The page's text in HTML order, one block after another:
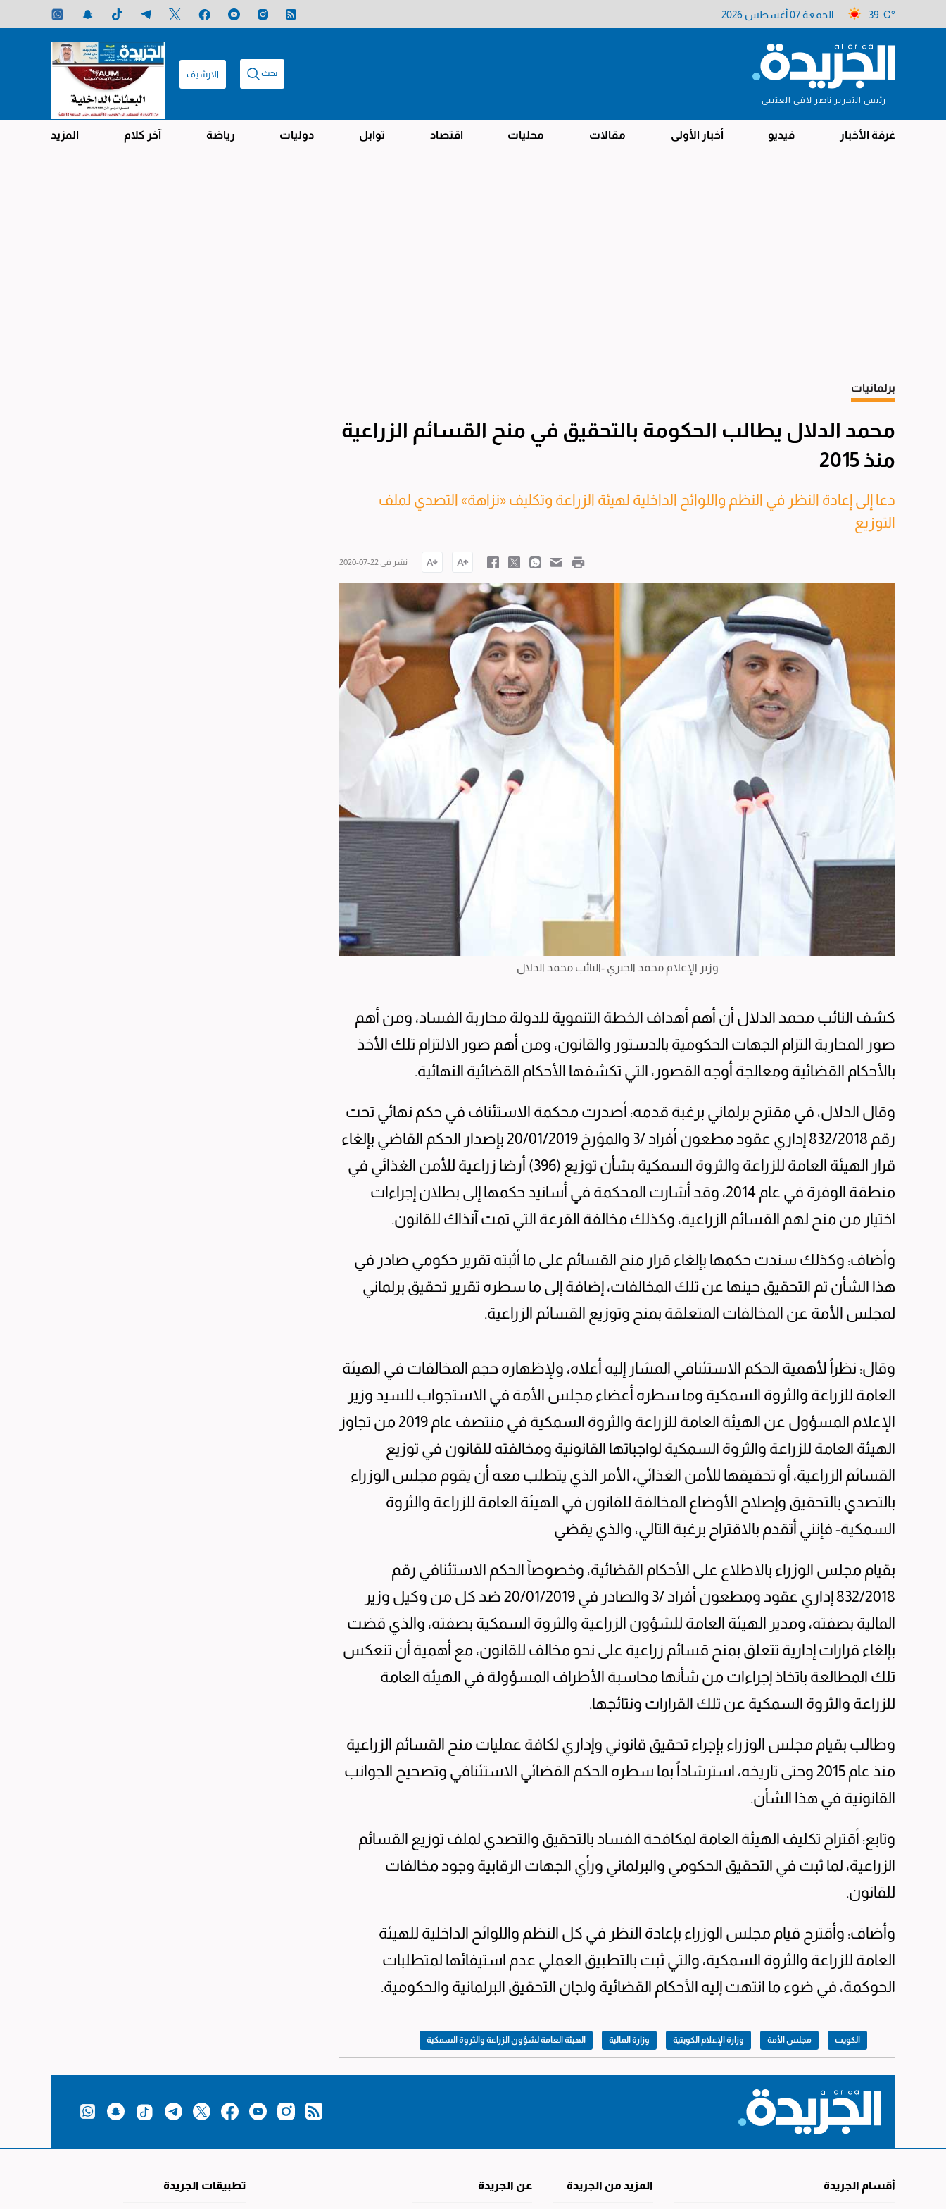
39 C° الجمعة 07 أغسطس 2026
رئيس التحرير ناصر لافي العتيبي
بحث الارشيف
غرفة الأخبار فيديو أخبار الأولى مقالات محليات اقتصاد توابل دوليات رياضة آخر كلام المزيد
برلمانيات
محمد الدلال يطالب الحكومة بالتحقيق في منح القسائم الزراعية
منذ 2015
دعا إلى إعادة النظر في النظم واللوائح الداخلية لهيئة الزراعة وتكليف «نزاهة» التصدي لملف
التوزيع
نشر في 22-07-2020
وزير الإعلام محمد الجبري -النائب محمد الدلال
كشف النائب محمد الدلال أن أهم أهداف الخطة التنموية للدولة محاربة الفساد، ومن أهم
صور المحاربة التزام الجهات الحكومية بالدستور والقانون، ومن أهم صور الالتزام تلك الأخذ
بالأحكام القضائية ومعالجة أوجه القصور، التي تكشفها الأحكام القضائية النهائية.
وقال الدلال، في مقترح برلماني برغبة قدمه: أصدرت محكمة الاستئناف في حكم نهائي تحت
رقم 832/2018 إداري عقود مطعون أفراد /3 والمؤرخ 20/01/2019 بإصدار الحكم القاضي بإلغاء
قرار الهيئة العامة للزراعة والثروة السمكية بشأن توزيع (396) أرضا زراعية للأمن الغذائي في
منطقة الوفرة في عام 2014، وقد أشارت المحكمة في أسانيد حكمها إلى بطلان إجراءات
اختيار من منح لهم القسائم الزراعية، وكذلك مخالفة القرعة التي تمت آنذاك للقانون.
وأضاف: وكذلك سندت حكمها بإلغاء قرار منح القسائم على ما أثبته تقرير حكومي صادر في
هذا الشأن تم التحقيق حينها عن تلك المخالفات، إضافة إلى ما سطره تقرير تحقيق برلماني
لمجلس الأمة عن المخالفات المتعلقة بمنح وتوزيع القسائم الزراعية.
وقال: نظراً لأهمية الحكم الاستئنافي المشار إليه أعلاه، ولإظهاره حجم المخالفات في الهيئة
العامة للزراعة والثروة السمكية وما سطره أعضاء مجلس الأمة في الاستجواب للسيد وزير
الإعلام المسؤول عن الهيئة العامة للزراعة والثروة السمكية في منتصف عام 2019 من تجاوز
الهيئة العامة للزراعة والثروة السمكية لواجباتها القانونية ومخالفته للقانون في توزيع
القسائم الزراعية، أو تحقيقها للأمن الغذائي، الأمر الذي يتطلب معه أن يقوم مجلس الوزراء
بالتصدي بالتحقيق وإصلاح الأوضاع المخالفة للقانون في الهيئة العامة للزراعة والثروة
السمكية- فإنني أتقدم بالاقتراح برغبة التالي، والذي يقضي
بقيام مجلس الوزراء بالاطلاع على الأحكام القضائية، وخصوصاً الحكم الاستئنافي رقم
832/2018 إداري عقود ومطعون أفراد /3 والصادر في 20/01/2019 ضد كل من وكيل وزير
المالية بصفته، ومدير الهيئة العامة للشؤون الزراعية والثروة السمكية بصفته، والذي قضت
بإلغاء قرارات إدارية تتعلق بمنح قسائم زراعية على نحو مخالف للقانون، مع أهمية أن تنعكس
تلك المطالعة باتخاذ إجراءات من شأنها محاسبة الأطراف المسؤولة في الهيئة العامة
للزراعة والثروة السمكية عن تلك القرارات ونتائجها.
وطالب بقيام مجلس الوزراء بإجراء تحقيق قانوني وإداري لكافة عمليات منح القسائم الزراعية
منذ عام 2015 وحتى تاريخه، استرشاداً بما سطره الحكم القضائي الاستئنافي وتصحيح الجوانب
القانونية في هذا الشأن.
وتابع: أقتراح تكليف الهيئة العامة لمكافحة الفساد بالتحقيق والتصدي لملف توزيع القسائم
الزراعية، لما ثبت في التحقيق الحكومي والبرلماني ورأي الجهات الرقابية وجود مخالفات
للقانون.
وأضاف: وأقترح قيام مجلس الوزراء بإعادة النظر في كل النظم واللوائح الداخلية للهيئة
العامة للزراعة والثروة السمكية، والتي ثبت بالتطبيق العملي عدم استيفائها لمتطلبات
الحوكمة، في ضوء ما انتهت إليه الأحكام القضائية ولجان التحقيق البرلمانية والحكومية.
الكويت مجلس الأمة وزارة الإعلام الكويتية وزارة المالية الهيئة العامة لشؤون الزراعة والثروة السمكية
أقسام الجريدة المزيد من الجريدة عن الجريدة تطبيقات الجريدة